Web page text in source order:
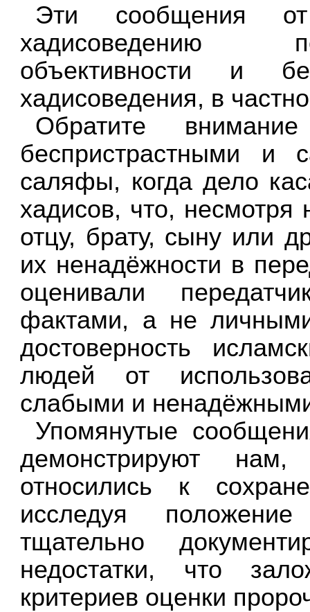
Эти сообщения
хадисоведению
объективности и
хадисоведения, в
Обратите
беспристрастными и
саляфы, когда дело
хадисов, что,
отцу, брату, сыну или
их ненадёжности в
оценивали
фактами, а не
достоверность
людей от
слабыми и
Упомянутые
демонстрируют
относились к
исследуя
тщательно
недостатки, что
критериев оценки